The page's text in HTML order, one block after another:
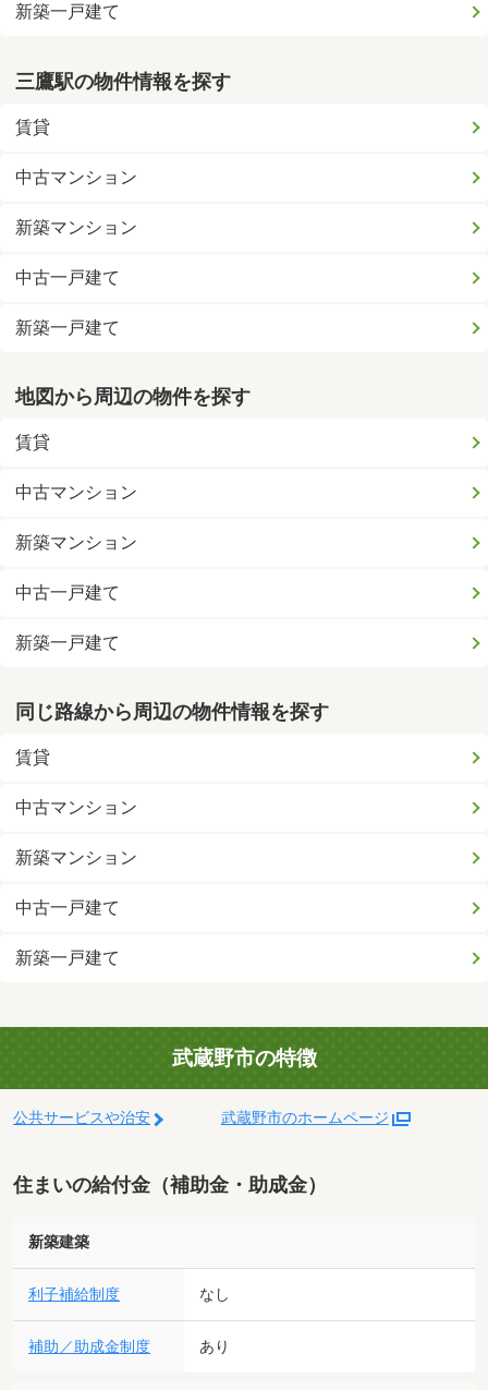
新築一戸建て
三鷹駅の物件情報を探す
賃貸
中古マンション
新築マンション
中古一戸建て
新築一戸建て
地図から周辺の物件を探す
賃貸
中古マンション
新築マンション
中古一戸建て
新築一戸建て
同じ路線から周辺の物件情報を探す
賃貸
中古マンション
新築マンション
中古一戸建て
新築一戸建て
武蔵野市の特徴
公共サービスや治安 武蔵野市のホームページ
住まいの給付金（補助金・助成金）
新築建築
利子補給制度 なし
補助／助成金制度 あり